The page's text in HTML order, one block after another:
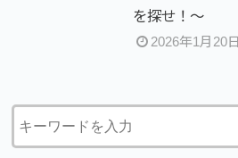
を探せ！～
2026年1月20日